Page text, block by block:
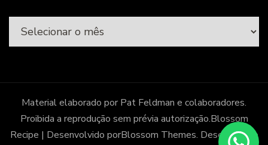
Todos
por
data
Material elaborado por Pat Feldman e colaboradores.
Proibida a reprodução sem prévia autorização.Blossom
Recipe | Desenvolvido porBlossom Themes. Desenvolvido